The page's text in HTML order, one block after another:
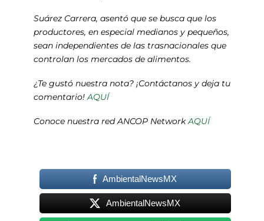
Suárez Carrera, asentó que se busca que los
productores, en especial medianos y pequeños,
sean independientes de las trasnacionales que
controlan los mercados de alimentos.
¿Te gustó nuestra nota? ¡Contáctanos y deja tu
comentario! AQUÍ
Conoce nuestra red ANCOP NetworkAQUÍ
AmbientalNewsMX
AmbientalNewsMX